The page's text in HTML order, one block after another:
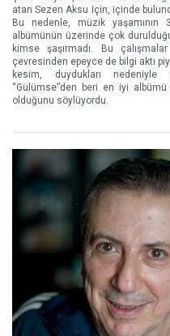
atan Sezen Aksu için, içinde
Bu nedenle, müzik
albümünün üzerinde çok
kimse şaşırmadı. Bu
çevresinden epeyce de bilgi aktı
kesim, duydukları nedeniyle
“Gülümse”den beri en iyi
olduğunu söylüyordu.